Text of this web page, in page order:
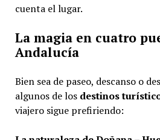
cuenta el lugar.
La magia en cuatro
Andalucía
Bien sea de paseo, descanso o
algunos de los destinos
viajero sigue prefiriendo: